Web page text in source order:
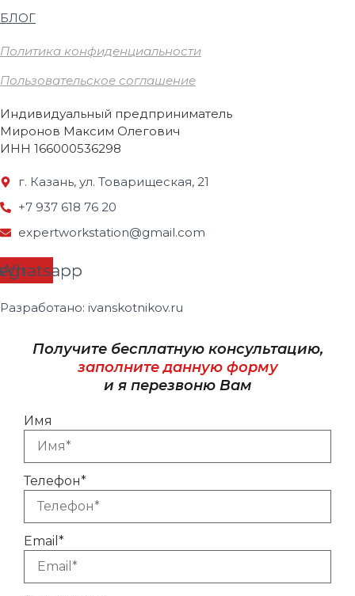
БЛОГ
Политика конфиденциальности
Пользовательское соглашение
Индивидуальный предприниматель
Миронов Максим Олегович
ИНН 166000536298
г. Казань, ул. Товарищеская, 21
+7 937 618 76 20
expertworkstation@gmail.com
Разработано: ivanskotnikov.ru
Получите бесплатную консультацию,
заполните данную форму
и я перезвоню Вам
Имя
Телефон*
Email*